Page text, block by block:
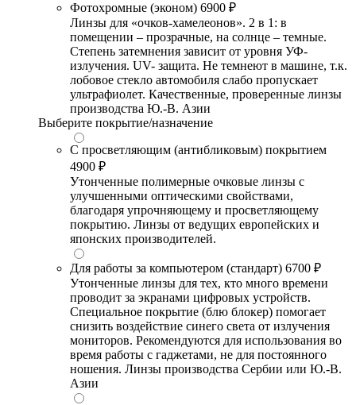
Фотохромные (эконом) 6900 ₽
Линзы для «очков-хамелеонов». 2 в 1: в
помещении – прозрачные, на солнце – темные.
Степень затемнения зависит от уровня УФ-
излучения. UV- защита. Не темнеют в машине, т.к.
лобовое стекло автомобиля слабо пропускает
ультрафиолет. Качественные, проверенные линзы
производства Ю.-В. Азии
Выберите покрытие/назначение
С просветляющим (антибликовым) покрытием
4900 ₽
Утонченные полимерные очковые линзы с
улучшенными оптическими свойствами,
благодаря упрочняющему и просветляющему
покрытию. Линзы от ведущих европейских и
японских производителей.
Для работы за компьютером (стандарт) 6700 ₽
Утонченные линзы для тех, кто много времени
проводит за экранами цифровых устройств.
Специальное покрытие (блю блокер) помогает
снизить воздействие синего света от излучения
мониторов. Рекомендуются для использования во
время работы с гаджетами, не для постоянного
ношения. Линзы производства Сербии или Ю.-В.
Азии